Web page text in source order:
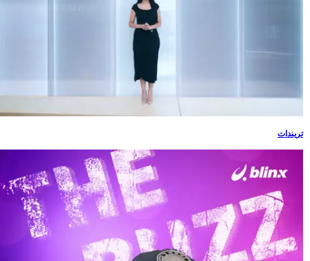
تريندات